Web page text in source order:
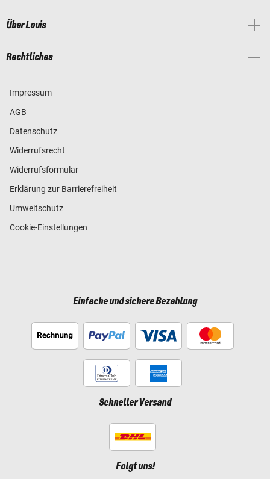
Über Louis
Rechtliches
Impressum
AGB
Datenschutz
Widerrufsrecht
Widerrufsformular
Erklärung zur Barrierefreiheit
Umweltschutz
Cookie-Einstellungen
Einfache und sichere Bezahlung
Schneller Versand
Folgt uns!